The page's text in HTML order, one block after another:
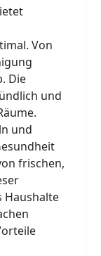
Von
Die
und
und
frischen,
Haushalte